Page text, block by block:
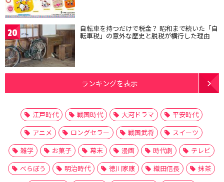
20 自転車を持つだけで税金？ 昭和まで続いた「自
転車税」の意外な歴史と脱税が横行した理由
ランキングを表示
江戸時代 戦国時代 大河ドラマ
平安時代
アニメ
ロングセラー 戦国武将
スイーツ
雑学
お菓子 幕末 漫画 時代劇
テレビ
べらぼう
明治時代 徳川家康 織田信長
抹茶